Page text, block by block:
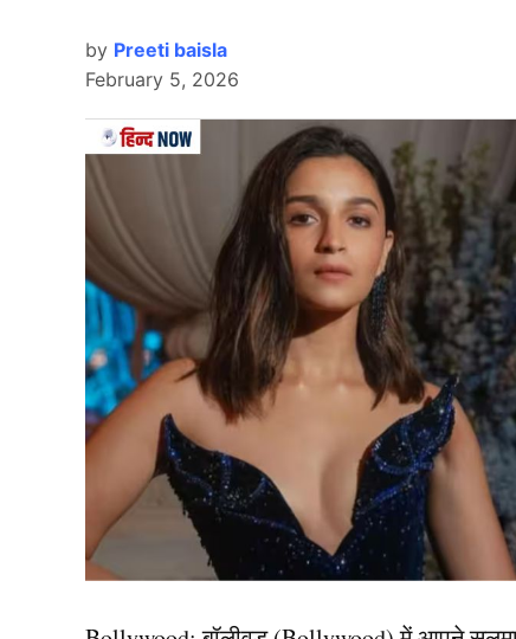
View this post on Instagram
A post shared by Smriti Mandhana
स्मृति मंधाना (Smriti Mandhana) ने हाल ही में
सोशल मीडिया पर शादी के अटकलें और ज्यादा तेज
by Preeti baisla
February 5, 2026